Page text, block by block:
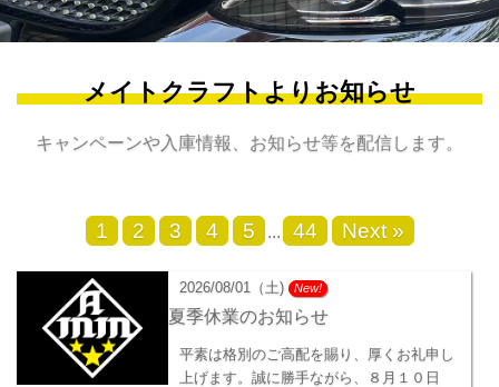
お問合せ
メイトクラフトよりお知らせ
キャンペーンや入庫情報、お知らせ等を配信します。
1 2 3 4 5 ... 44 Next »
2026/08/01（土) New!
夏季休業のお知らせ
平素は格別のご高配を賜り、厚くお礼申し
上げます。誠に勝手ながら、８月１０日